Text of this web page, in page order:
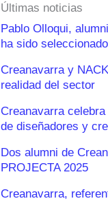
Últimas noticias
Pablo Olloqui,
ha sido
Creanavarra y
realidad del sector
Creanavarra
de diseñadores y
Dos alumni de
PROJECTA 2025
Creanavarra,